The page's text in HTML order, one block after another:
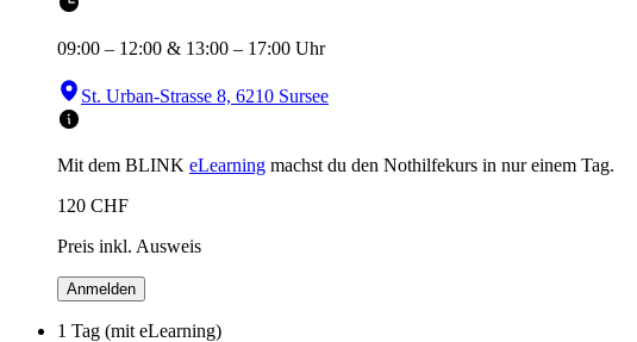
09:00 – 12:00 & 13:00 – 17:00 Uhr
St. Urban-Strasse 8, 6210 Sursee
Mit dem BLINK eLearning machst du den Nothilfekurs in nur einem Tag.
120 CHF
Preis inkl. Ausweis
Anmelden
1 Tag (mit eLearning)